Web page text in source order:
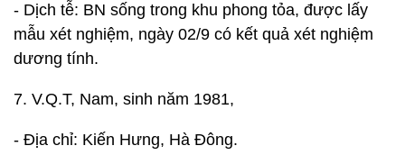
- Dịch tễ: BN sống trong khu phong tỏa, được lấy
mẫu xét nghiệm, ngày 02/9 có kết quả xét nghiệm
dương tính.
7. V.Q.T, Nam, sinh năm 1981,
- Địa chỉ: Kiến Hưng, Hà Đông.